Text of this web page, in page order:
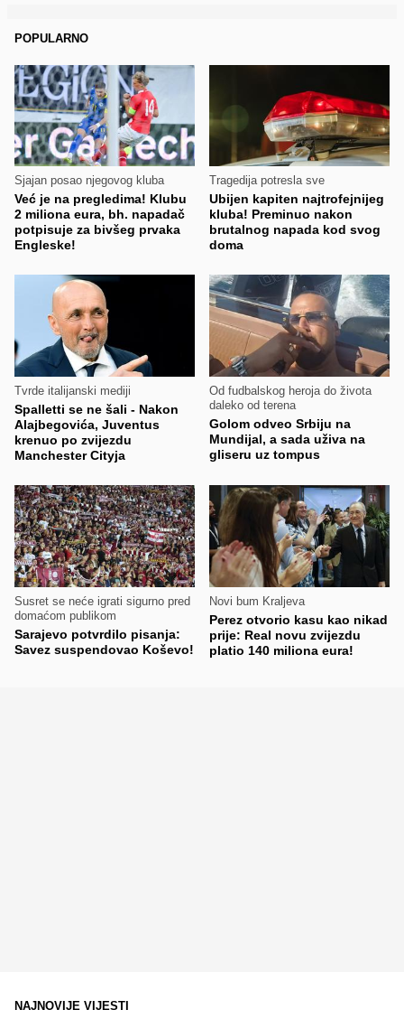
POPULARNO
Sjajan posao njegovog kluba
Već je na pregledima! Klubu
2 miliona eura, bh. napadač
potpisuje za bivšeg prvaka
Engleske!
Tragedija potresla sve
Ubijen kapiten najtrofejnijeg
kluba! Preminuo nakon
brutalnog napada kod svog
doma
Tvrde italijanski mediji
Spalletti se ne šali - Nakon
Alajbegovića, Juventus
krenuo po zvijezdu
Manchester Cityja
Od fudbalskog heroja do života
daleko od terena
Golom odveo Srbiju na
Mundijal, a sada uživa na
gliseru uz tompus
Susret se neće igrati sigurno pred
domaćom publikom
Sarajevo potvrdilo pisanja:
Savez suspendovao Koševo!
Novi bum Kraljeva
Perez otvorio kasu kao nikad
prije: Real novu zvijezdu
platio 140 miliona eura!
NAJNOVIJE VIJESTI